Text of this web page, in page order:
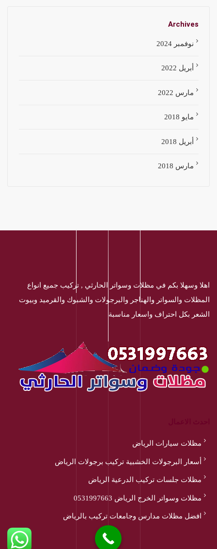
Archives
نوفمبر 2024
أبريل 2022
مارس 2022
مايو 2018
أبريل 2018
مارس 2018
اهلا وسهلا بكم في مظلات وسواتر الحارثي , تركيب جميع انواع
المظلات والسواتر والهناجر والبرجولات والشبوك والقرميد وبيوت
الشعر بكل احتراف واسعار مناسبة
مظلات سيارات الرياض
أسعار البرجولات الخشبية تركيب برجولات الرياض
مظلات جلسات تركيب الدرعية الرياض
مظلات وسواتر الخرج الرياض 0531997663
افضل مظلات مدارس وجامعات تركيب بالرياض